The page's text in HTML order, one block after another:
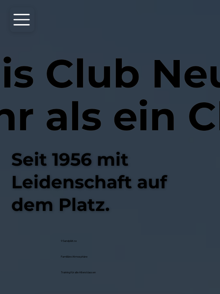
Club
als ein
Seit 1956 mit
Leidenschaft auf
dem Platz.
9 Sandplätze
Familiäre Atmosphäre
Training für alle Altersklassen